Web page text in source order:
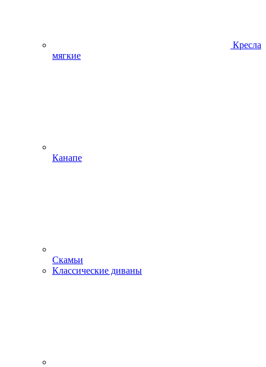
Кресла
мягкие
Канапе
Скамьи
Классические диваны